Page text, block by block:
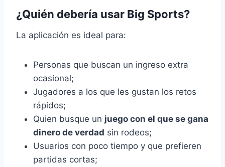
¿Quién debería usar Big Sports?
La aplicación es ideal para:
Personas que buscan un ingreso extra
ocasional;
Jugadores a los que les gustan los retos
rápidos;
Quien busque un juego con el que se gana
dinero de verdad sin rodeos;
Usuarios con poco tiempo y que prefieren
partidas cortas;